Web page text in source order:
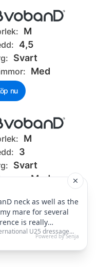
M
4,5
Svart
Med
nu
M
3
Svart
Med
Köp nu